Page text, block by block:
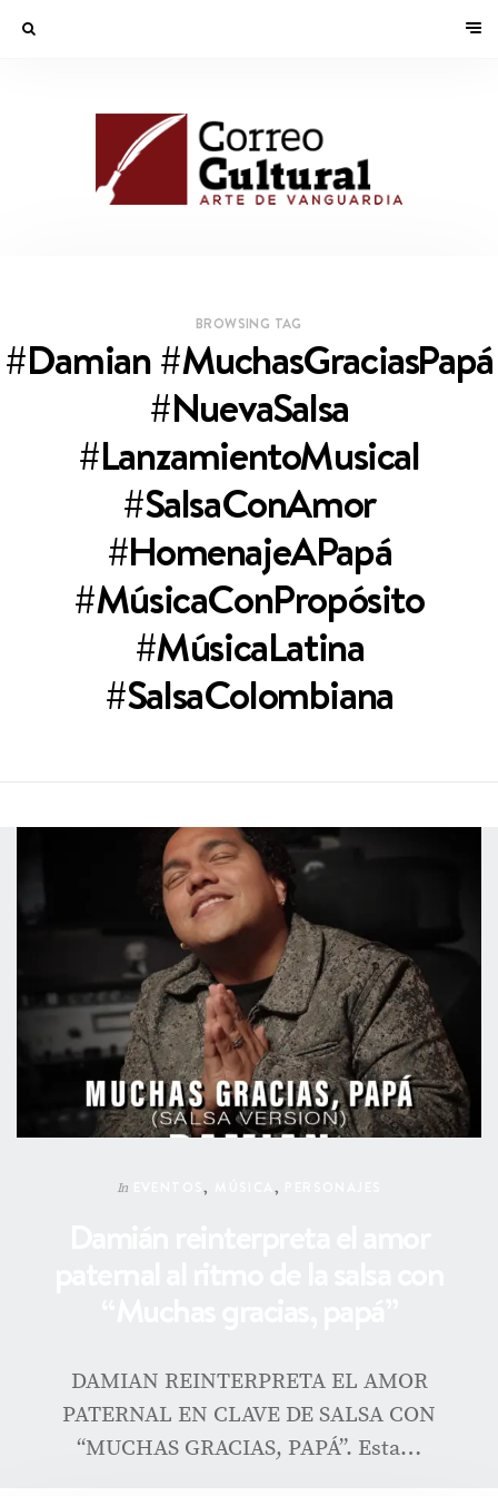
BROWSING TAG
#Damian #MuchasGraciasPapá
#NuevaSalsa
#LanzamientoMusical
#SalsaConAmor
#HomenajeAPapá
#MúsicaConPropósito
#MúsicaLatina
#SalsaColombiana
In EVENTOS, ,
DAMIAN REINTERPRETA EL AMOR
PATERNAL EN CLAVE DE SALSA CON
“MUCHAS GRACIAS, PAPÁ”. Esta…